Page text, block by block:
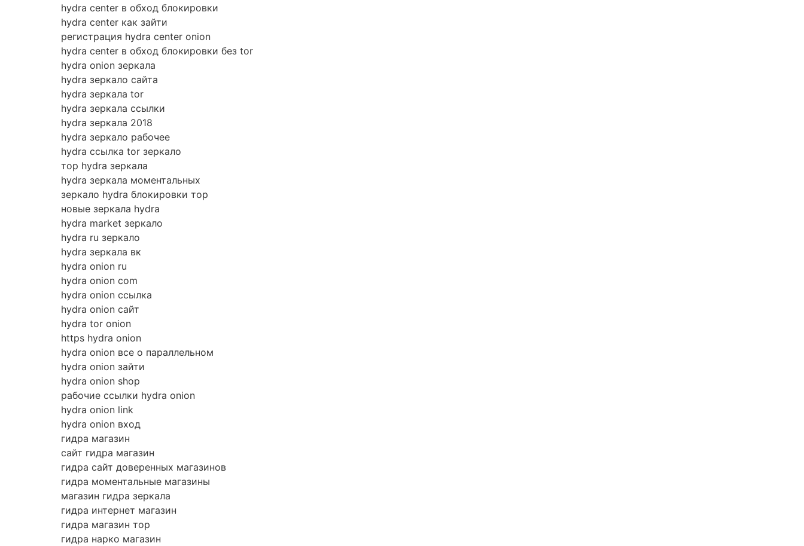
hydra center в обход блокировки
hydra center как зайти
регистрация hydra center onion
hydra center в обход блокировки без tor
hydra onion зеркала
hydra зеркало сайта
hydra зеркала tor
hydra зеркала ссылки
hydra зеркала 2018
hydra зеркало рабочее
hydra ссылка tor зеркало
тор hydra зеркала
hydra зеркала моментальных
зеркало hydra блокировки тор
новые зеркала hydra
hydra market зеркало
hydra ru зеркало
hydra зеркала вк
hydra onion ru
hydra onion com
hydra onion ссылка
hydra onion сайт
hydra tor onion
https hydra onion
hydra onion все о параллельном
hydra onion зайти
hydra onion shop
рабочие ссылки hydra onion
hydra onion link
hydra onion вход
гидра магазин
сайт гидра магазин
гидра сайт доверенных магазинов
гидра моментальные магазины
магазин гидра зеркала
гидра интернет магазин
гидра магазин тор
гидра нарко магазин